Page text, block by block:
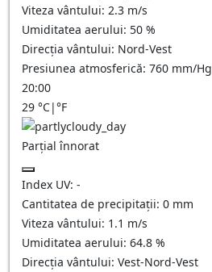
Viteza vântului: 2.3 m/s
Umiditatea aerului: 50 %
Direcția vântului: Nord-Vest
Presiunea atmosferică: 760 mm/Hg
20:00
29 °C|°F
Parțial înnorat
Index UV: -
Cantitatea de precipitații: 0 mm
Viteza vântului: 1.1 m/s
Umiditatea aerului: 64.8 %
Direcția vântului: Vest-Nord-Vest